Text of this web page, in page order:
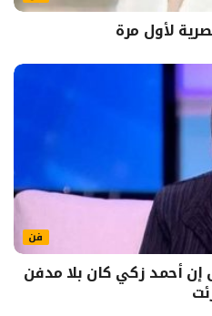
لأول مرة
فن
أحمد زكي كان بلا مدفن